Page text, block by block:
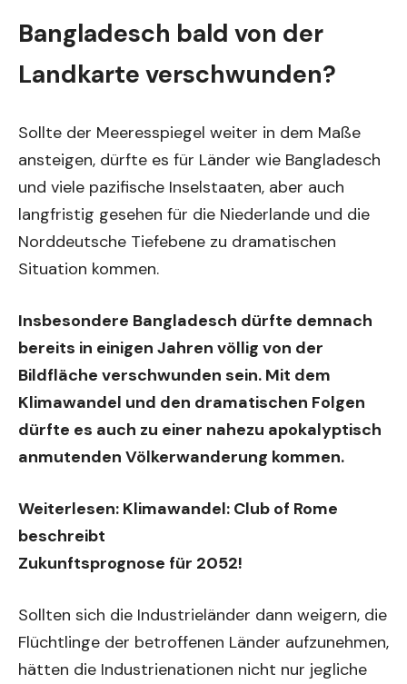
Bangladesch bald von der
Landkarte verschwunden?
Sollte der Meeresspiegel weiter in dem Maße
ansteigen, dürfte es für Länder wie Bangladesch
und viele pazifische Inselstaaten, aber auch
langfristig gesehen für die Niederlande und die
Norddeutsche Tiefebene zu dramatischen
Situation kommen.
Insbesondere Bangladesch dürfte demnach
bereits in einigen Jahren völlig von der
Bildfläche verschwunden sein. Mit dem
Klimawandel und den dramatischen Folgen
dürfte es auch zu einer nahezu apokalyptisch
anmutenden Völkerwanderung kommen.
Weiterlesen: Klimawandel: Club of Rome
beschreibt
Zukunftsprognose für 2052!
Sollten sich die Industrieländer dann weigern, die
Flüchtlinge der betroffenen Länder aufzunehmen,
hätten die Industrienationen nicht nur jegliche